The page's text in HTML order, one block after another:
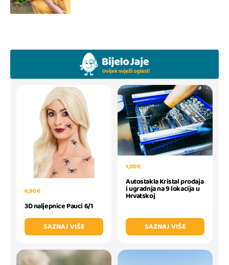
6,90 €
3D naljepnice Pauci 6/1
SAZNAJ VIŠE
1,00 €
Autostakla Kristal prodaja
i ugradnja na 9 lokacija u
Hrvatskoj
SAZNAJ VIŠE